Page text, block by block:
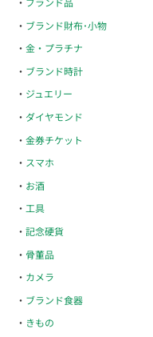
ブランド財布･小物
金・プラチナ
ブランド時計
ジュエリー
ダイヤモンド
金券チケット
スマホ
お酒
工具
記念硬貨
骨董品
カメラ
ブランド食器
きもの